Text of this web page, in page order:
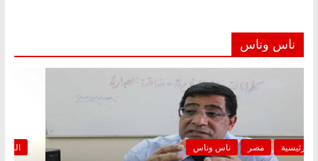
ناس وناس
الرئيسية مصر ناس وناس